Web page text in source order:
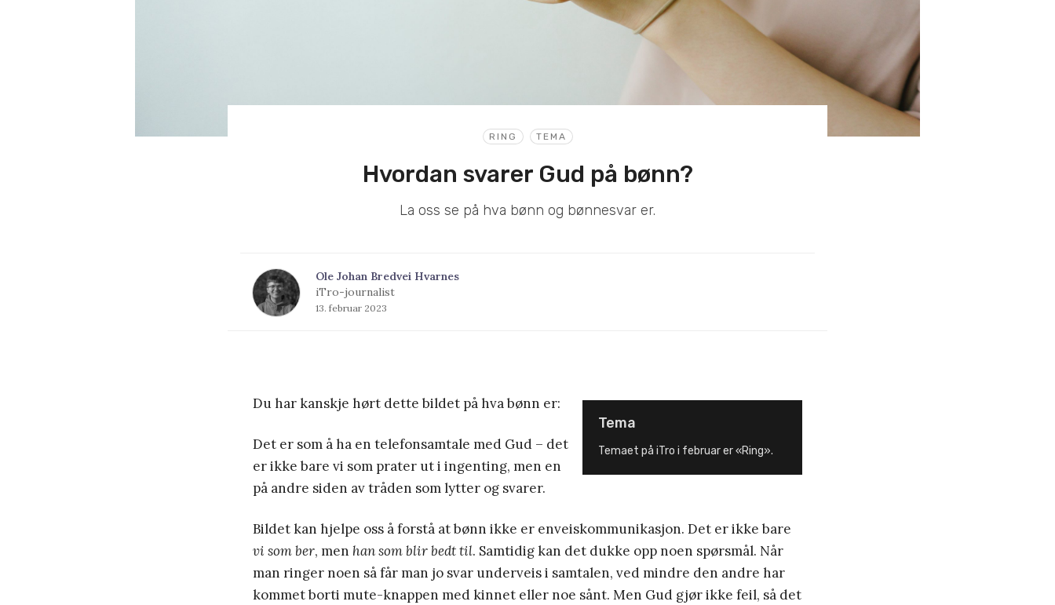
RING TEMA
Hvordan svarer Gud på bønn?
La oss se på hva bønn og bønnesvar er.
Ole Johan Bredvei Hvarnes
iTro-journalist
13. februar 2023
Tema
Temaet på iTro i februar er «Ring».
Du har kanskje hørt dette bildet på hva bønn er:
Det er som å ha en telefonsamtale med Gud – det
er ikke bare vi som prater ut i ingenting, men en
på andre siden av tråden som lytter og svarer.
Bildet kan hjelpe oss å forstå at bønn ikke er enveiskommunikasjon. Det er ikke bare
vi som ber, men han som blir bedt til. Samtidig kan det dukke opp noen spørsmål. Når
man ringer noen så får man jo svar underveis i samtalen, ved mindre den andre har
kommet borti mute-knappen med kinnet eller noe sånt. Men Gud gjør ikke feil, så det